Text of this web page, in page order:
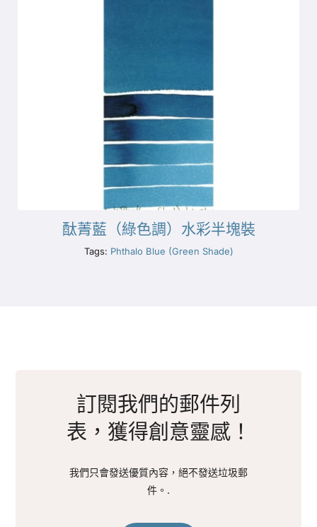
酞菁藍（綠色調）水彩半塊裝
Tags: Phthalo Blue (Green Shade)
訂閱我們的郵件列
表，獲得創意靈感！
我們只會發送優質內容，絕不發送垃圾郵
件。.